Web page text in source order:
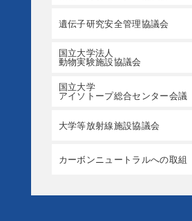
遺伝子研究安全管理協議会
国立大学法人
動物実験施設協議会
国立大学
アイソトープ総合センター会議
大学等放射線施設協議会
カーボンニュートラルへの取組